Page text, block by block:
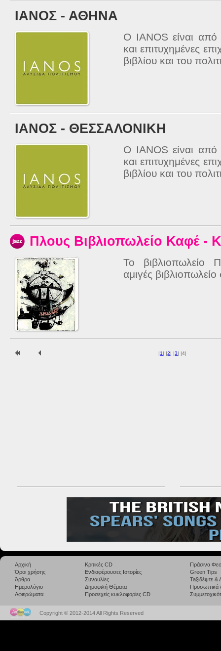
ΙΑΝΟΣ - ΑΘΗΝΑ
Ο ΙΑΝΟS είναι από
και επιτυχημένες
βιβλίου και του
ΙΑΝΟΣ - ΘΕΣΣΑΛΟΝΙΚΗ
Ο ΙΑΝΟS είναι από
και επιτυχημένες
βιβλίου και του
Πλους Βιβλιοπωλείο Καφέ -
Το βιβλιοπωλείο
αμιγές
|1 | |2| |3| |4|
Αρχική
Όροι χρήσης
Άρθρα
Ημερολόγιο
Αφιερώματα
Κριτικές CD
Ενδιαφέρουσες Ιστορίες
Συναυλίες
Δημοφιλή Θέματα
Προσεχείς κυκλοφορίες CD
Πράσινα
Green Tips
Taξιδέψτε
Προσωπικά
Copyright © 2012-2014 All Rights Reserved